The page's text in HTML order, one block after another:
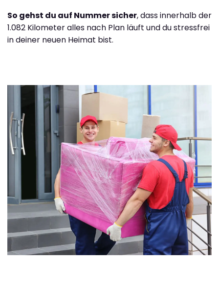
So gehst du auf Nummer sicher, dass innerhalb der
1.082 Kilometer alles nach Plan läuft und du stressfrei
in deiner neuen Heimat bist.